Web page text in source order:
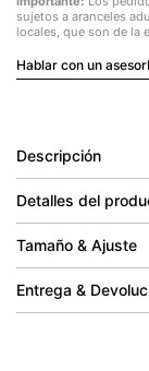
sujetos a aranceles
locales, que son de la
Hablar con un asesor
Descripción
Detalles del
Tamaño & Ajuste
Entrega &